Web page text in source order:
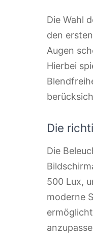
Die Wahl
den
Augen
Hierbei
Die
Die
500 Lux,
moderne